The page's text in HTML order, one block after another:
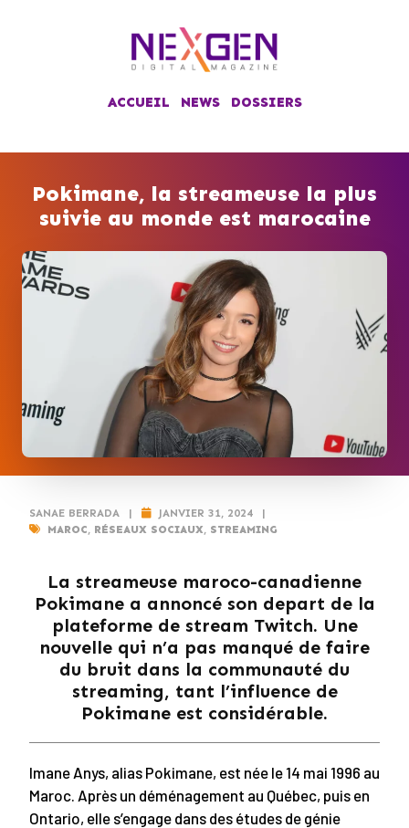
ACCUEIL NEWS DOSSIERS
Pokimane, la streameuse la plus
suivie au monde est marocaine
SANAE BERRADA | JANVIER 31, 2024
|
MAROC
RÉSEAUX SOCIAUX STREAMING
La streameuse maroco-canadienne
Pokimane a annoncé son depart de la
plateforme de stream Twitch. Une
nouvelle qui n’a pas manqué de faire
du bruit dans la communauté du
streaming, tant l’influence de
Pokimane est considérable.
Imane Anys, alias Pokimane, est née le 14 mai 1996 au
Maroc. Après un déménagement au Québec, puis en
Ontario, elle s’engage dans des études de génie